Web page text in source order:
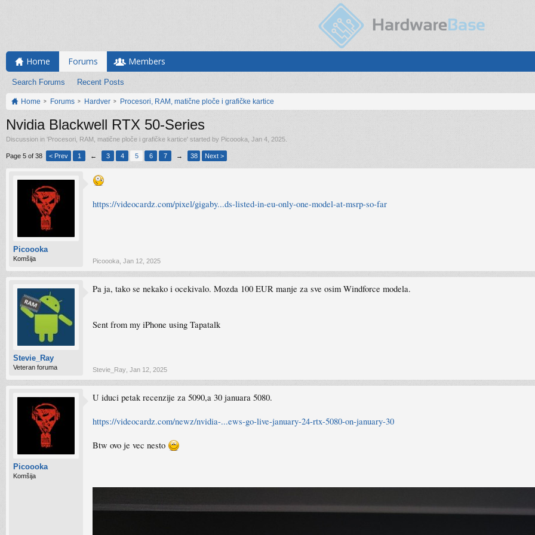
Home Forums
Search Forums Recent Posts
Members
Home Forums Hardver Procesori, RAM, matične ploče i grafičke kartice
Nvidia Blackwell RTX 50-Series
Discussion in 'Procesori, RAM, matične ploče i grafičke kartice' started by Picoooka Jan 4, 2025
Page 5 of 38 < Prev 1 ← 3 4 5 6 7 → 38 Next >
Picoooka
Komšija
https://videocardz.com/pixel/gigaby...ds-listed-in-eu-only-one-model-at-msrp-so-far
Picoooka Jan 12, 2025
Stevie_Ray
Veteran foruma
Pa ja, tako se nekako i ocekivalo. Mozda 100 EUR manje za sve osim Windforce modela.
Sent from my iPhone using Tapatalk
Stevie_Ray Jan 12, 2025
Picoooka
Komšija
U iduci petak recenzije za 5090,a 30 januara 5080.
https://videocardz.com/newz/nvidia-...ews-go-live-january-24-rtx-5080-on-january-30
Btw ovo je vec nesto